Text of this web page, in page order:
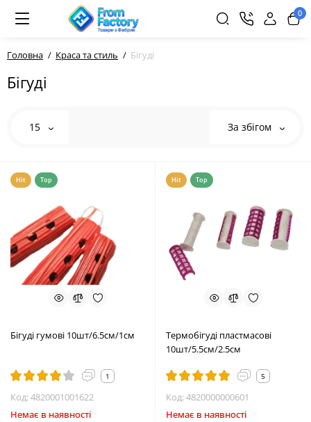
0
Головна Краса та стиль Бігуді
Бігуді
15 За збігом
Hit Top
Бігуді гумові 10шт/6.5см/1см
1
Код:4820001001622
Немає в наявності
Hit Top
Термобігуді пластмасові
10шт/5.5см/2.5см
5
Код:4820000000601
Немає в наявності